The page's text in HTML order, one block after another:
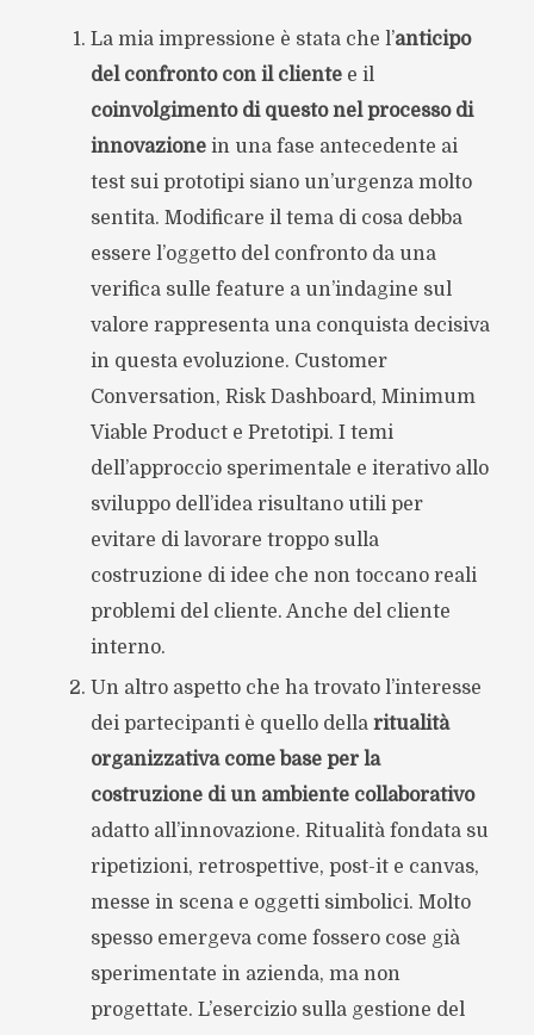
La mia impressione è stata che l’anticipo
del confronto con il clientee il
coinvolgimento di questo nel processo di
innovazionein una fase antecedente ai
test sui prototipi siano un’urgenza molto
sentita. Modificare il tema di cosa debba
essere l’oggetto del confronto da una
verifica sulle feature a un’indagine sul
valore rappresenta una conquista decisiva
in questa evoluzione. Customer
Conversation, Risk Dashboard, Minimum
Viable Product e Pretotipi. I temi
dell’approccio sperimentale e iterativo allo
sviluppo dell’idea risultano utili per
evitare di lavorare troppo sulla
costruzione di idee che non toccano reali
problemi del cliente. Anche del cliente
interno.
Un altro aspetto che ha trovato l’interesse
dei partecipanti è quello della ritualità
organizzativa come base per la
costruzione di un ambiente collaborativo
adatto all’innovazione. Ritualità fondata su
ripetizioni, retrospettive, post-it e canvas,
messe in scena e oggetti simbolici. Molto
spesso emergeva come fossero cose già
sperimentate in azienda, ma non
progettate. L’esercizio sulla gestione del